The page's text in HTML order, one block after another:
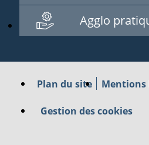
Agglo
Plan du site Mentions
Gestion des cookies